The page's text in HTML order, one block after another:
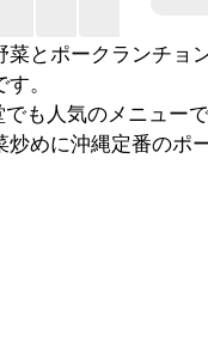
とポークランチョ
。
も人気のメニューで
めに沖縄定番のポ